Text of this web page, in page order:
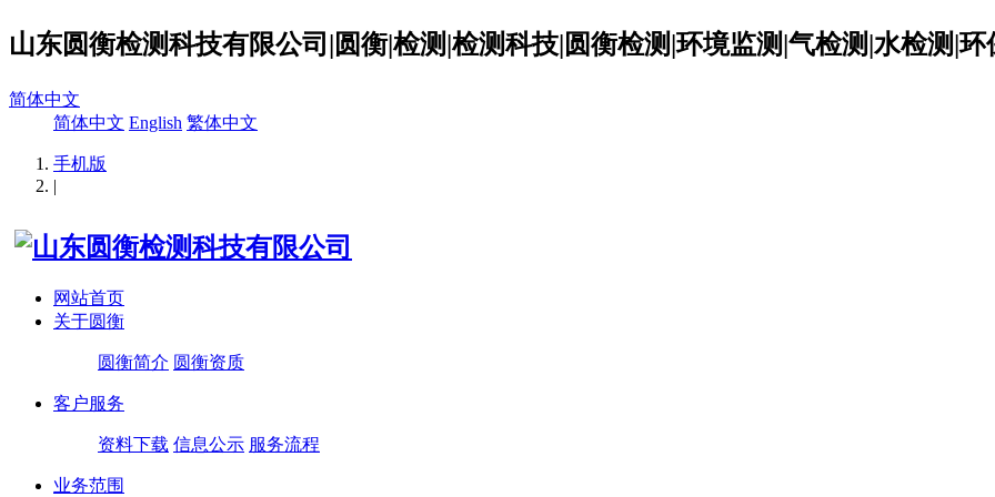
山东圆衡检测科技有限公司|圆衡|检测|检测科技|圆衡检测|环境监测|气检测|水检测|环
简体中文
简体中文 English 繁体中文
手机版
|
网站首页
关于圆衡
圆衡简介 圆衡资质
客户服务
资料下载 信息公示 服务流程
业务范围